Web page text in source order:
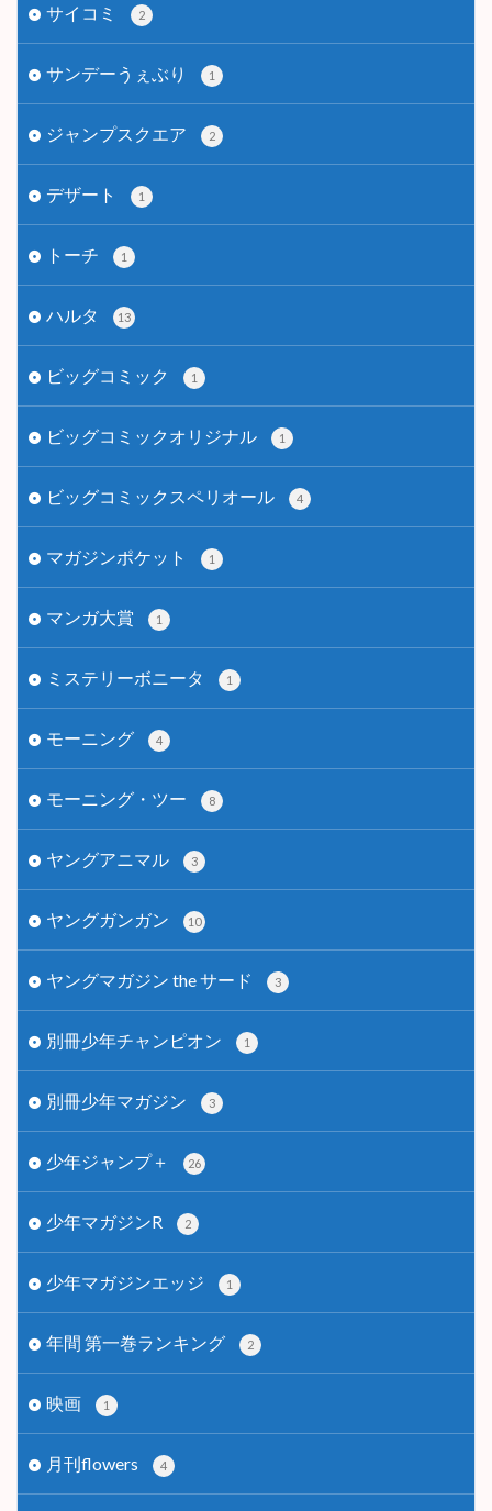
サイコミ 2
サンデーうぇぶり 1
ジャンプスクエア 2
デザート 1
トーチ 1
ハルタ 13
ビッグコミック 1
ビッグコミックオリジナル 1
ビッグコミックスペリオール 4
マガジンポケット 1
マンガ大賞 1
ミステリーボニータ 1
モーニング 4
モーニング・ツー 8
ヤングアニマル 3
ヤングガンガン 10
ヤングマガジン the サード 3
別冊少年チャンピオン 1
別冊少年マガジン 3
少年ジャンプ＋ 26
少年マガジンR 2
少年マガジンエッジ 1
年間 第一巻ランキング 2
映画 1
月刊flowers 4